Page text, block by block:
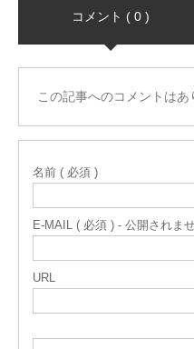
コメント ( 0 )
この記事へのコメントはあ
名前 ( 必須 )
E-MAIL ( 必須 ) - 公開されま
URL